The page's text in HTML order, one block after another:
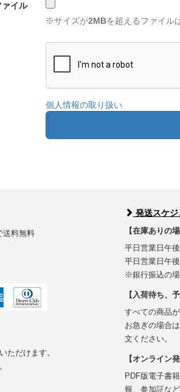
イル
※サイズが2MBを超えるファイル
個人情報の取り扱い
送料無料
ただけます。
発送スケ
【在庫ありの場
平日営業日午
平日営業日午
※銀行振込の場
【入荷待ち、
すべての商品
お急ぎの場合
文ください。
【オンライン
PDF版電子書
報、参加証な